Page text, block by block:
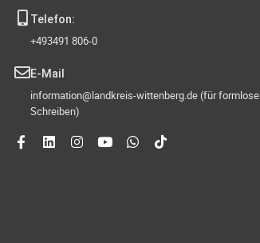
Telefon:
+493491 806-0
E-Mail
information@landkreis-wittenberg.de (für formlose
Schreiben)